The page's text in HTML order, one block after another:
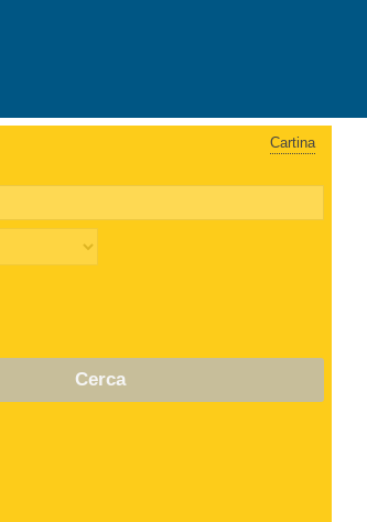
Cartina
Cerca